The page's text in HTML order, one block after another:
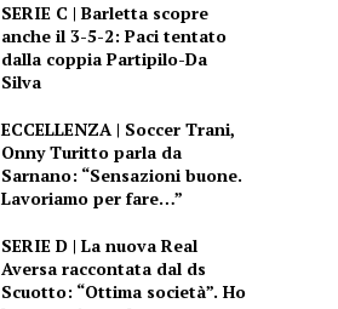
SERIE C | Barletta scopre
anche il 3-5-2: Paci tentato
dalla coppia Partipilo-Da
Silva
ECCELLENZA | Soccer Trani,
Onny Turitto parla da
Sarnano: “Sensazioni buone.
Lavoriamo per fare…”
SERIE D | La nuova Real
Aversa raccontata dal ds
Scuotto: “Ottima società”. Ho